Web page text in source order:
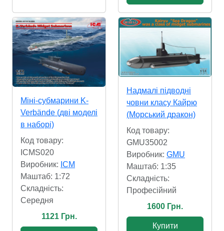
Міні-субмарини K-
Verbände (дві моделі
в наборі)
Код товару:
ICMS020
Виробник: ICM
Маштаб: 1:72
Складність:
Cередня
1121 Грн.
Надмалі підводні
човни класу Кайрю
(Морський дракон)
Код товару:
GMU35002
Виробник: GMU
Маштаб: 1:35
Складність:
Професійний
1600 Грн.
Купити